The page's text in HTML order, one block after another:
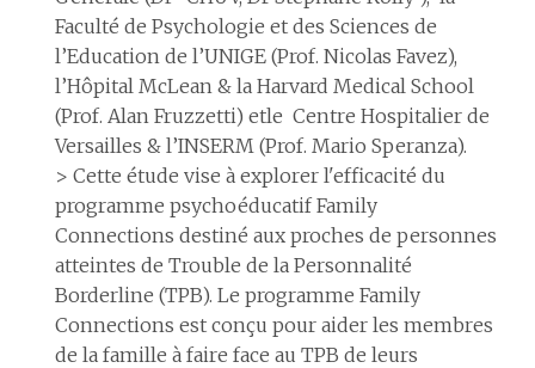
Faculté de Psychologie et des Sciences de
l’Education de l’UNIGE (Prof. Nicolas Favez),
l’Hôpital McLean & la Harvard Medical School
(Prof. Alan Fruzzetti) etle Centre Hospitalier de
Versailles & l’INSERM (Prof. Mario Speranza).
> Cette étude vise à explorer l'efficacité du
programme psychoéducatif Family
Connections destiné aux proches de personnes
atteintes de Trouble de la Personnalité
Borderline (TPB). Le programme Family
Connections est conçu pour aider les membres
de la famille à faire face au TPB de leurs